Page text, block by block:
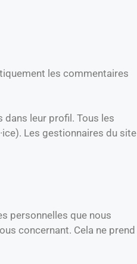
les commentaires
leur profil. Tous les
Les gestionnaires du site
personnelles que nous
concernant. Cela ne prend